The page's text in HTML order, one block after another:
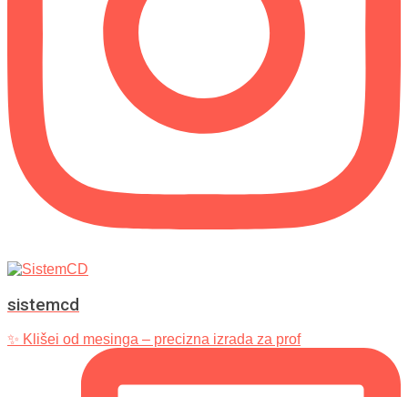
sistemcd
✨ Klišei od mesinga – precizna izrada za prof